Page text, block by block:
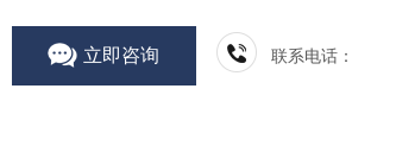
立即咨询 联系电话：